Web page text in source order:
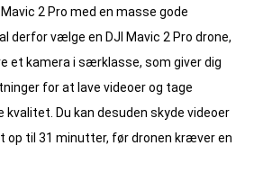
2 Pro med en masse gode
derfor vælge en DJI Mavic 2 Pro drone,
et kamera i særklasse, som giver dig
for at lave videoer og tage
kvalitet. Du kan desuden skyde videoer
op til 31 minutter, før dronen kræver en